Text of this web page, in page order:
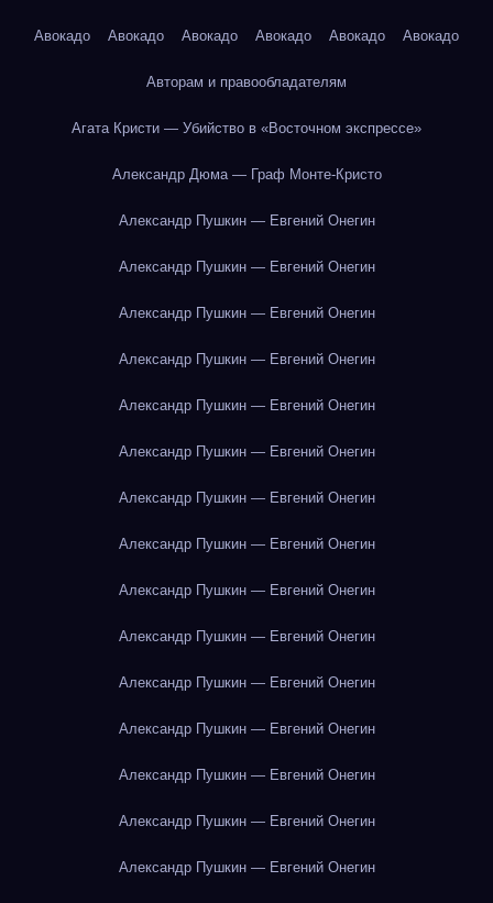
Авокадо Авокадо Авокадо Авокадо Авокадо Авокадо
Авторам и правообладателям
Агата Кристи — Убийство в «Восточном экспрессе»
Александр Дюма — Граф Монте-Кристо
Александр Пушкин — Евгений Онегин
Александр Пушкин — Евгений Онегин
Александр Пушкин — Евгений Онегин
Александр Пушкин — Евгений Онегин
Александр Пушкин — Евгений Онегин
Александр Пушкин — Евгений Онегин
Александр Пушкин — Евгений Онегин
Александр Пушкин — Евгений Онегин
Александр Пушкин — Евгений Онегин
Александр Пушкин — Евгений Онегин
Александр Пушкин — Евгений Онегин
Александр Пушкин — Евгений Онегин
Александр Пушкин — Евгений Онегин
Александр Пушкин — Евгений Онегин
Александр Пушкин — Евгений Онегин